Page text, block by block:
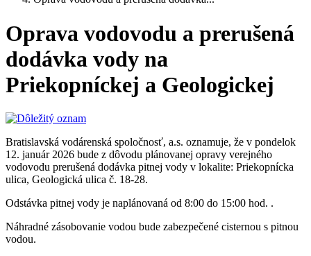
Oprava vodovodu a prerušená
dodávka vody na
Priekopníckej a Geologickej
Bratislavská vodárenská spoločnosť, a.s. oznamuje, že v pondelok
12. január 2026 bude z dôvodu plánovanej opravy verejného
vodovodu prerušená dodávka pitnej vody v lokalite: Priekopnícka
ulica, Geologická ulica č. 18-28.
Odstávka pitnej vody je naplánovaná od 8:00 do 15:00 hod. .
Náhradné zásobovanie vodou bude zabezpečené cisternou s pitnou
vodou.